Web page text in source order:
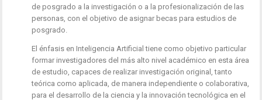
de posgrado a la investigación o a la profesionalización de las
personas, con el objetivo de asignar becas para estudios de
posgrado.
El énfasis en Inteligencia Artificial tiene como objetivo particular
formar investigadores del más alto nivel académico en esta área
de estudio, capaces de realizar investigación original, tanto
teórica como aplicada, de manera independiente o colaborativa,
para el desarrollo de la ciencia y la innovación tecnológica en el